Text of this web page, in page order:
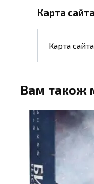
Карта сайта
Карта сайта
Вам також